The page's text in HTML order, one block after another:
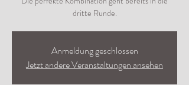
dritte Runde.
Anmeldung geschlossen
Jetzt andere Veranstaltungen ansehen